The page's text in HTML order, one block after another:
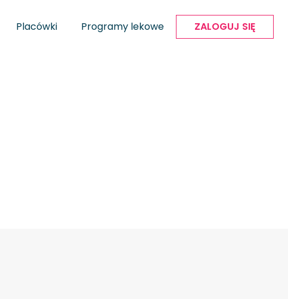
Placówki Programy lekowe ZALOGUJ SIĘ